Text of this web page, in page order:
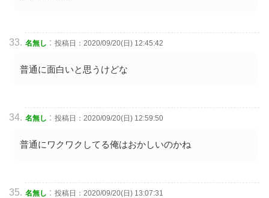
名無し : 投稿日：2020/09/20(日) 12:45:42
普通に面白いと思うけどな
名無し : 投稿日：2020/09/20(日) 12:59:50
普通にワクワクしてる俺はおかしいのかね
名無し : 投稿日：2020/09/20(日) 13:07:31